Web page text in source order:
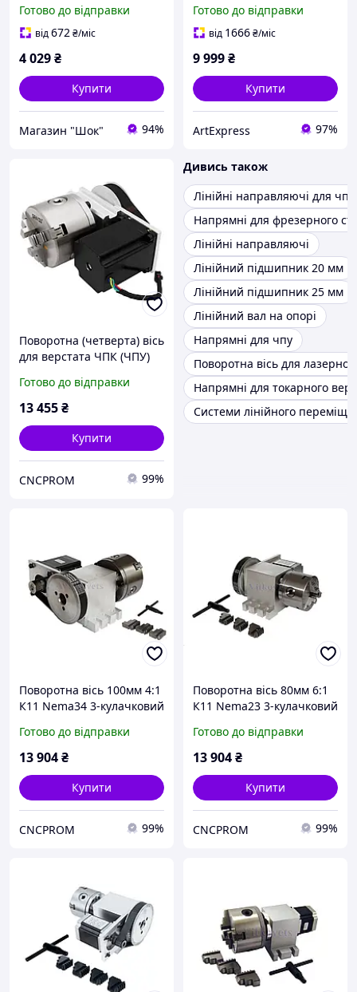
400
Готово до відправки
від672₴/міс
4 029₴
Купити
Магазин "Шок" 94%
PROVer MAX
Готово до відправки
від 1666₴/міс
9 999₴
Купити
ArtExpress 97%
Поворотна (четверта) вісь
для верстата ЧПК (ЧПУ)
трикулачковим патроном
на ремінному редукторі
Готово до відправки
13 455₴
Купити
CNCPROM 99%
Дивись також
Лінійні направляючі для чпу
Напрямні для фрезерного
Лінійні направляючі
Лінійний підшипник 20 мм
Лінійний підшипник 25 мм
Лінійний вал на опорі
Напрямні для чпу
Поворотна вісь для
Напрямні для токарного
Системи лінійного
Поворотна вісь 100мм 4:1
К11 Nema34 3-кулачковий
Готово до відправки
13 904₴
Купити
CNCPROM 99%
Поворотна вісь 80мм 6:1
К11 Nema23 3-кулачковий
Готово до відправки
13 904₴
Купити
CNCPROM 99%